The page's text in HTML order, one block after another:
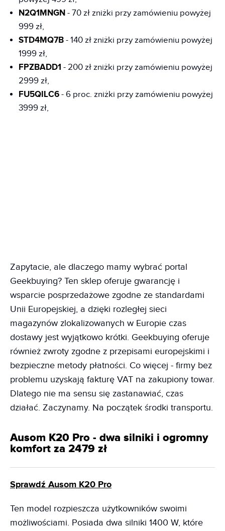
N2Q1MNGN - 70 zł zniżki przy zamówieniu powyżej
999 zł,
STD4MQ7B - 140 zł zniżki przy zamówieniu powyżej
1999 zł,
FPZBADD1 - 200 zł zniżki przy zamówieniu powyżej
2999 zł,
FU5QILC6 - 6 proc. zniżki przy zamówieniu powyżej
3999 zł,
Zapytacie, ale dlaczego mamy wybrać portal
Geekbuying? Ten sklep oferuje gwarancję i
wsparcie posprzedażowe zgodne ze standardami
Unii Europejskiej, a dzięki rozległej sieci
magazynów zlokalizowanych w Europie czas
dostawy jest wyjątkowo krótki. Geekbuying oferuje
również zwroty zgodne z przepisami europejskimi i
bezpieczne metody płatności. Co więcej - firmy bez
problemu uzyskają fakturę VAT na zakupiony towar.
Dlatego nie ma sensu się zastanawiać, czas
działać. Zaczynamy. Na początek środki transportu.
Ausom K20 Pro - dwa silniki i ogromny
komfort za 2479 zł
Sprawdź Ausom K20 Pro
Ten model rozpieszcza użytkowników swoimi
możliwościami. Posiada dwa silniki 1400 W, które